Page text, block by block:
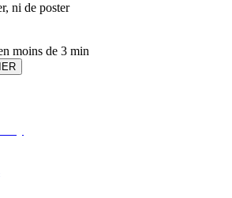
ni de poster
moins de 3 min